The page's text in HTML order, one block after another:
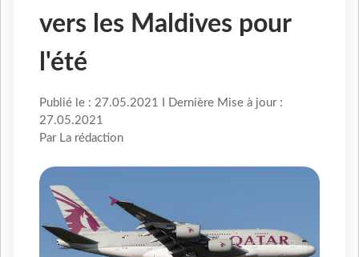
vers les Maldives pour
l'été
Publié le : 27.05.2021 I Dernière Mise à jour :
27.05.2021
Par La rédaction